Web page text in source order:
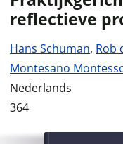
reflectieve
Hans Schuman, Rob
Montesano
Nederlands
364